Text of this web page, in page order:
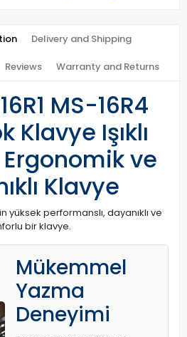
Delivery and Shipping
Reviews Warranty and Returns
MS-16R4
Klavye Işıklı
ve
Klavye
yüksek performanslı, dayanıklı ve
bir klavye.
Mükemmel
Yazma
Deneyimi